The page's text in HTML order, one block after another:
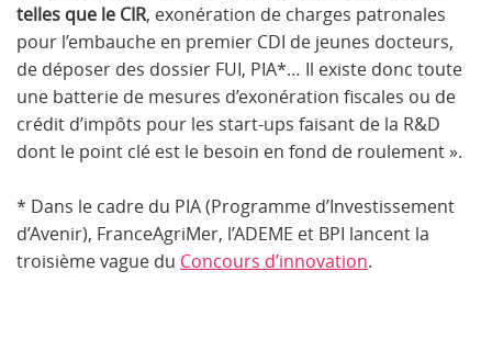
telles que le CIR, exonération de charges patronales
pour l’embauche en premier CDI de jeunes docteurs,
de déposer des dossier FUI, PIA*… Il existe donc toute
une batterie de mesures d’exonération fiscales ou de
crédit d’impôts pour les start-ups faisant de la R&D
dont le point clé est le besoin en fond de roulement ».
* Dans le cadre du PIA (Programme d’Investissement
d’Avenir), FranceAgriMer, l’ADEME et BPI lancent la
troisième vague du Concours d’innovation.